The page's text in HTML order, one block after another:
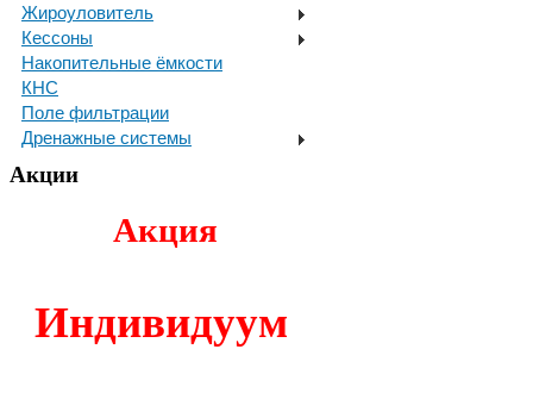
Жироуловитель
Кессоны
Накопительные ёмкости
КНС
Поле фильтрации
Дренажные системы
Акции
Акция
Индивидуум